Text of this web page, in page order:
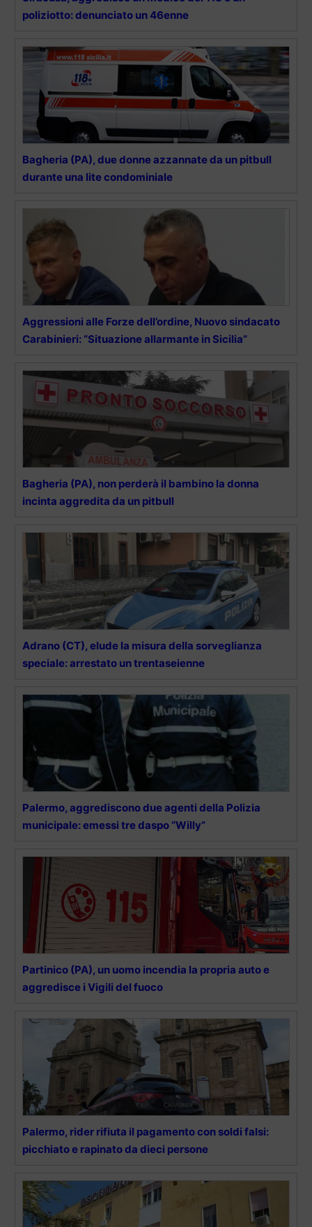
poliziotto: denunciato un 46enne
Bagheria (PA), due donne azzannate da un pitbull
durante una lite condominiale
Aggressioni alle Forze dell’ordine, Nuovo sindacato
Carabinieri: “Situazione allarmante in Sicilia”
Bagheria (PA), non perderà il bambino la donna
incinta aggredita da un pitbull
Adrano (CT), elude la misura della sorveglianza
speciale: arrestato un trentaseienne
Palermo, aggrediscono due agenti della Polizia
municipale: emessi tre daspo “Willy”
Partinico (PA), un uomo incendia la propria auto e
aggredisce i Vigili del fuoco
Palermo, rider rifiuta il pagamento con soldi falsi:
picchiato e rapinato da dieci persone